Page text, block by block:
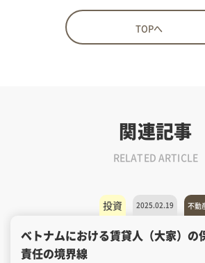
TOPへ
関連記事
RELATED ARTICLE
投資 2025.02.19 不動
ベトナムにおける賃貸人（大家）の
責任の境界線